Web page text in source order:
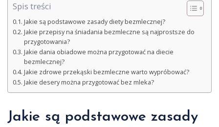
Spis treści
Jakie są podstawowe zasady diety bezmlecznej?
Jakie przepisy na śniadania bezmleczne są najprostsze do
przygotowania?
Jakie dania obiadowe można przygotować na diecie
bezmlecznej?
Jakie zdrowe przekąski bezmleczne warto wypróbować?
Jakie desery można przygotować bez mleka?
Jakie są podstawowe zasady